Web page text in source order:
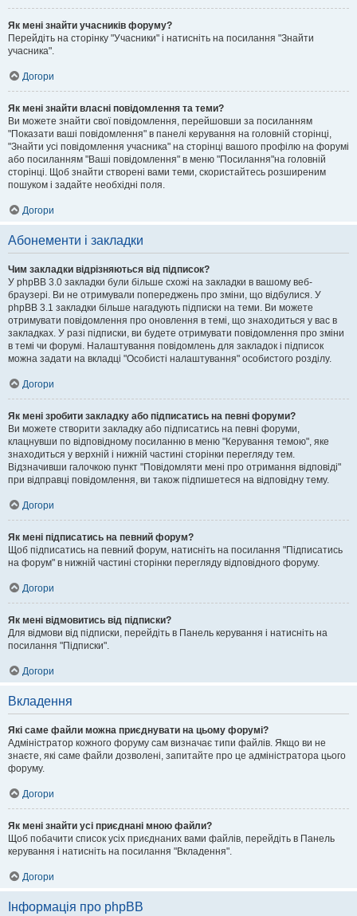
Як мені знайти учасників форуму?
Перейдіть на сторінку "Учасники" і натисніть на посилання "Знайти
учасника".
Догори
Як мені знайти власні повідомлення та теми?
Ви можете знайти свої повідомлення, перейшовши за посиланням
"Показати ваші повідомлення" в панелі керування на головній сторінці,
"Знайти усі повідомлення учасника" на сторінці вашого профілю на форумі
або посиланням "Ваші повідомлення" в меню "Посилання"на головній
сторінці. Щоб знайти створені вами теми, скористайтесь розширеним
пошуком і задайте необхідні поля.
Догори
Абонементи і закладки
Чим закладки відрізняються від підписок?
У phpBB 3.0 закладки були більше схожі на закладки в вашому веб-
браузері. Ви не отримували попереджень про зміни, що відбулися. У
phpBB 3.1 закладки більше нагадують підписки на теми. Ви можете
отримувати повідомлення про оновлення в темі, що знаходиться у вас в
закладках. У разі підписки, ви будете отримувати повідомлення про зміни
в темі чи форумі. Налаштування повідомлень для закладок і підписок
можна задати на вкладці "Особисті налаштування" особистого розділу.
Догори
Як мені зробити закладку або підписатись на певні форуми?
Ви можете створити закладку або підписатись на певні форуми,
клацнувши по відповідному посиланню в меню "Керування темою", яке
знаходиться у верхній і нижній частині сторінки перегляду тем.
Відзначивши галочкою пункт "Повідомляти мені про отримання відповіді"
при відправці повідомлення, ви також підпишетеся на відповідну тему.
Догори
Як мені підписатись на певний форум?
Щоб підписатись на певний форум, натисніть на посилання "Підписатись
на форум" в нижній частині сторінки перегляду відповідного форуму.
Догори
Як мені відмовитись від підписки?
Для відмови від підписки, перейдіть в Панель керування і натисніть на
посилання "Підписки".
Догори
Вкладення
Які саме файли можна приєднувати на цьому форумі?
Адміністратор кожного форуму сам визначає типи файлів. Якщо ви не
знаєте, які саме файли дозволені, запитайте про це адміністратора цього
форуму.
Догори
Як мені знайти усі приєднані мною файли?
Щоб побачити список усіх приєднаних вами файлів, перейдіть в Панель
керування і натисніть на посилання "Вкладення".
Догори
Інформація про phpBB